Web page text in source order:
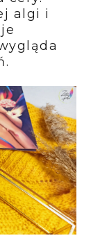
algi i